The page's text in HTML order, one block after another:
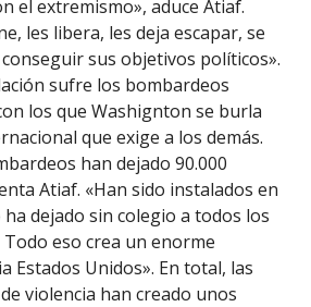
el extremismo», aduce Atiaf.
les libera, les deja escapar, se
sus objetivos políticos».
sufre los bombardeos
los que Washignton se burla
que exige a los demás.
han dejado 90.000
Atiaf. «Han sido instalados en
dejado sin colegio a todos los
eso crea un enorme
Estados Unidos». En total, las
violencia han creado unos